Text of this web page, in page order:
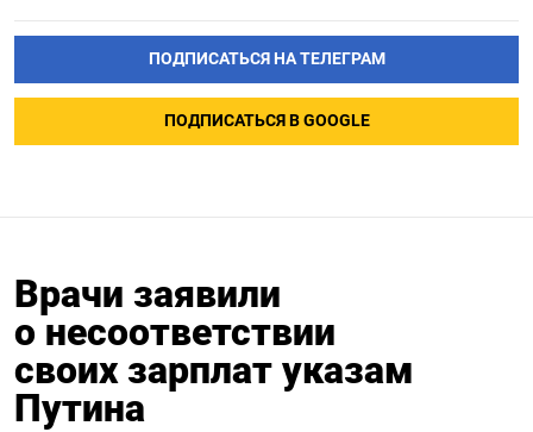
ПОДПИСАТЬСЯ НА ТЕЛЕГРАМ
ПОДПИСАТЬСЯ В GOOGLE
Врачи заявили
о несоответствии
своих зарплат указам
Путина